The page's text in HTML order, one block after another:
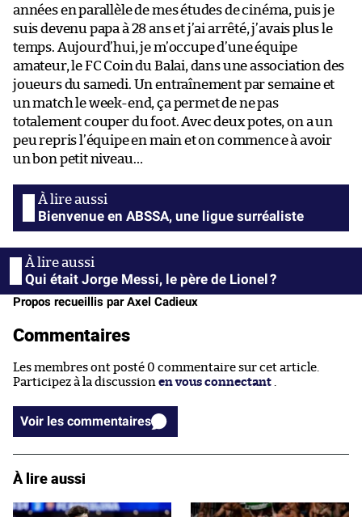
années en parallèle de mes études de cinéma, puis je
suis devenu papa à 28 ans et j’ai arrêté, j’avais plus le
temps. Aujourd’hui, je m’occupe d’une équipe
amateur, le FC Coin du Balai, dans une association des
joueurs du samedi. Un entraînement par semaine et
un match le week-end, ça permet de ne pas
totalement couper du foot. Avec deux potes, on a un
peu repris l’équipe en main et on commence à avoir
un bon petit niveau…
Bienvenue en ABSSA, une ligue surréaliste
Qui était Jorge Messi, le père de Lionel ?
Propos recueillis par Axel Cadieux
Commentaires
Les membres ont posté 0 commentaire sur cet article.
Participez à la discussion en vous connectant .
Voir les commentaires
À lire aussi